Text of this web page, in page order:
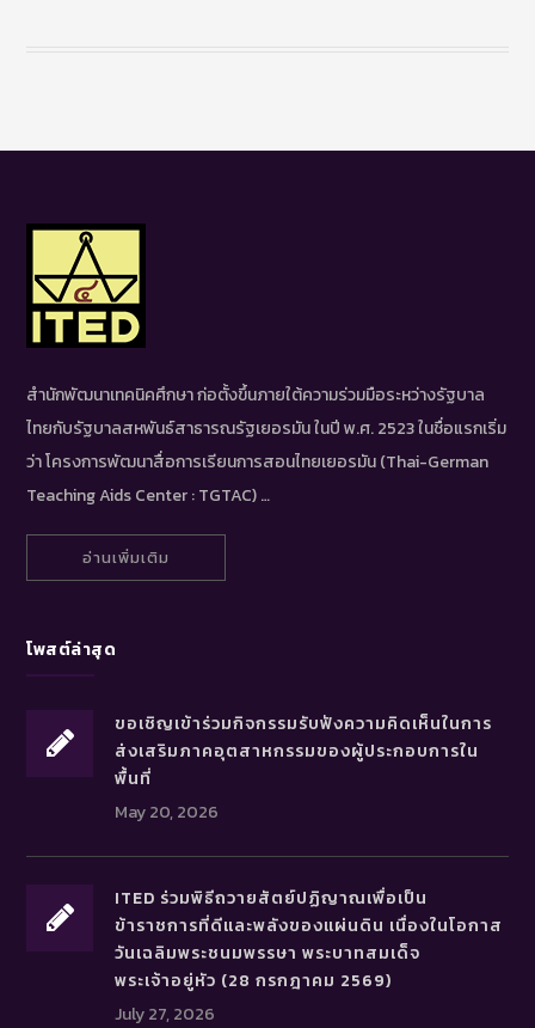
สำนักพัฒนาเทคนิคศึกษา ก่อตั้งขึ้นภายใต้ความร่วมมือระหว่างรัฐบาล
ไทยกับรัฐบาลสหพันธ์สาธารณรัฐเยอรมัน ในปี พ.ศ. 2523 ในชื่อแรกเริ่ม
ว่า โครงการพัฒนาสื่อการเรียนการสอนไทยเยอรมัน (Thai-German
Teaching Aids Center : TGTAC) …
อ่านเพิ่มเติม
โพสต์ล่าสุด
ขอเชิญเข้าร่วมกิจกรรมรับฟังความคิดเห็นในการ
ส่งเสริมภาคอุตสาหกรรมของผู้ประกอบการใน
พื้นที่
May 20, 2026
ITED ร่วมพิธีถวายสัตย์ปฏิญาณเพื่อเป็น
ข้าราชการที่ดีและพลังของแผ่นดิน เนื่องในโอกาส
วันเฉลิมพระชนมพรรษา พระบาทสมเด็จ
พระเจ้าอยู่หัว (28 กรกฎาคม 2569)
July 27, 2026